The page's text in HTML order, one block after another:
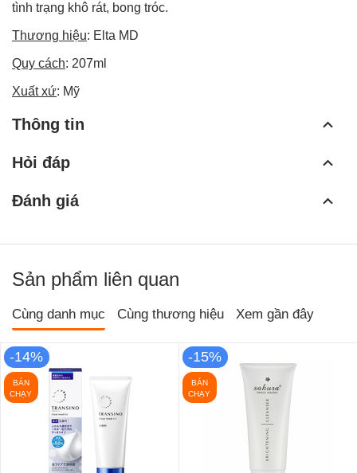
tình trạng khô rát, bong tróc.
Thương hiệu: Elta MD
Quy cách: 207ml
Xuất xứ: Mỹ
Thông tin
Hỏi đáp
Đánh giá
Sản phẩm liên quan
Cùng danh mục Cùng thương hiệu Xem gần đây
-14%
BÁN
CHẠY
-15%
BÁN
CHẠY